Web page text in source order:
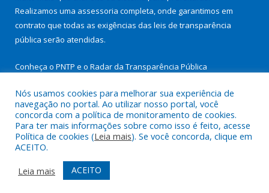
Realizamos uma assessoria completa, onde garantimos em
contrato que todas as exigências das leis de transparência
pública serão atendidas.
Conheça o PNTP e o Radar da Transparência Pública
Todos os direitos reservados a Prefeitura Municipal de São
Miguel do Guamá.
Mapa do Site
Acessar Área Administrativa
Acessar Webmail
Nós usamos cookies para melhorar sua experiência de
navegação no portal. Ao utilizar nosso portal, você
concorda com a política de monitoramento de cookies.
Para ter mais informações sobre como isso é feito, acesse
Política de cookies (Leia mais). Se você concorda, clique em
ACEITO.
Leia mais
ACEITO